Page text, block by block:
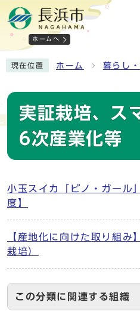
ホームへ
現在位置 ホーム 暮らし
実証栽培、ス
6次産業化等
小玉スイカ「ピノ・ガール
度】
【産地化に向けた取り組み
栽培）
この分類に関連する組織